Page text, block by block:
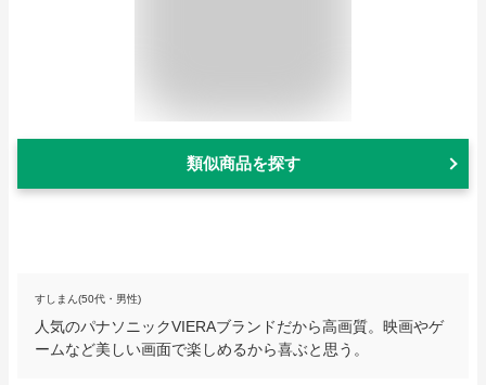
類似商品を探す
すしまん(50代・男性)
人気のパナソニックVIERAブランドだから高画質。映画やゲ
ームなど美しい画面で楽しめるから喜ぶと思う。